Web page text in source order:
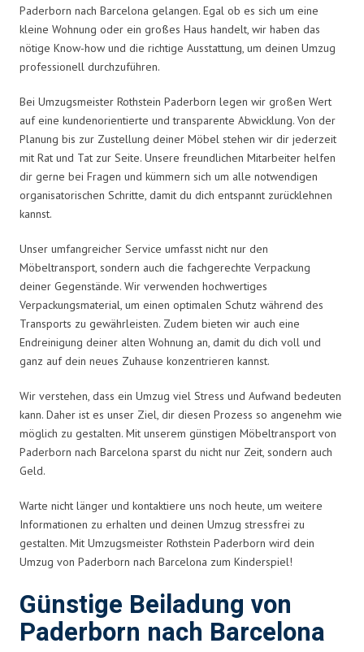
Paderborn nach Barcelona gelangen. Egal ob es sich um eine
kleine Wohnung oder ein großes Haus handelt, wir haben das
nötige Know-how und die richtige Ausstattung, um deinen Umzug
professionell durchzuführen.
Bei Umzugsmeister Rothstein Paderborn legen wir großen Wert
auf eine kundenorientierte und transparente Abwicklung. Von der
Planung bis zur Zustellung deiner Möbel stehen wir dir jederzeit
mit Rat und Tat zur Seite. Unsere freundlichen Mitarbeiter helfen
dir gerne bei Fragen und kümmern sich um alle notwendigen
organisatorischen Schritte, damit du dich entspannt zurücklehnen
kannst.
Unser umfangreicher Service umfasst nicht nur den
Möbeltransport, sondern auch die fachgerechte Verpackung
deiner Gegenstände. Wir verwenden hochwertiges
Verpackungsmaterial, um einen optimalen Schutz während des
Transports zu gewährleisten. Zudem bieten wir auch eine
Endreinigung deiner alten Wohnung an, damit du dich voll und
ganz auf dein neues Zuhause konzentrieren kannst.
Wir verstehen, dass ein Umzug viel Stress und Aufwand bedeuten
kann. Daher ist es unser Ziel, dir diesen Prozess so angenehm wie
möglich zu gestalten. Mit unserem günstigen Möbeltransport von
Paderborn nach Barcelona sparst du nicht nur Zeit, sondern auch
Geld.
Warte nicht länger und kontaktiere uns noch heute, um weitere
Informationen zu erhalten und deinen Umzug stressfrei zu
gestalten. Mit Umzugsmeister Rothstein Paderborn wird dein
Umzug von Paderborn nach Barcelona zum Kinderspiel!
Günstige Beiladung von
Paderborn nach Barcelona